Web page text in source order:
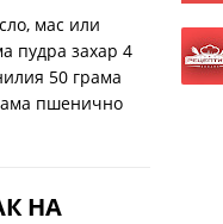
мас или
пудра захар 4
50 грама
пшенично
НА